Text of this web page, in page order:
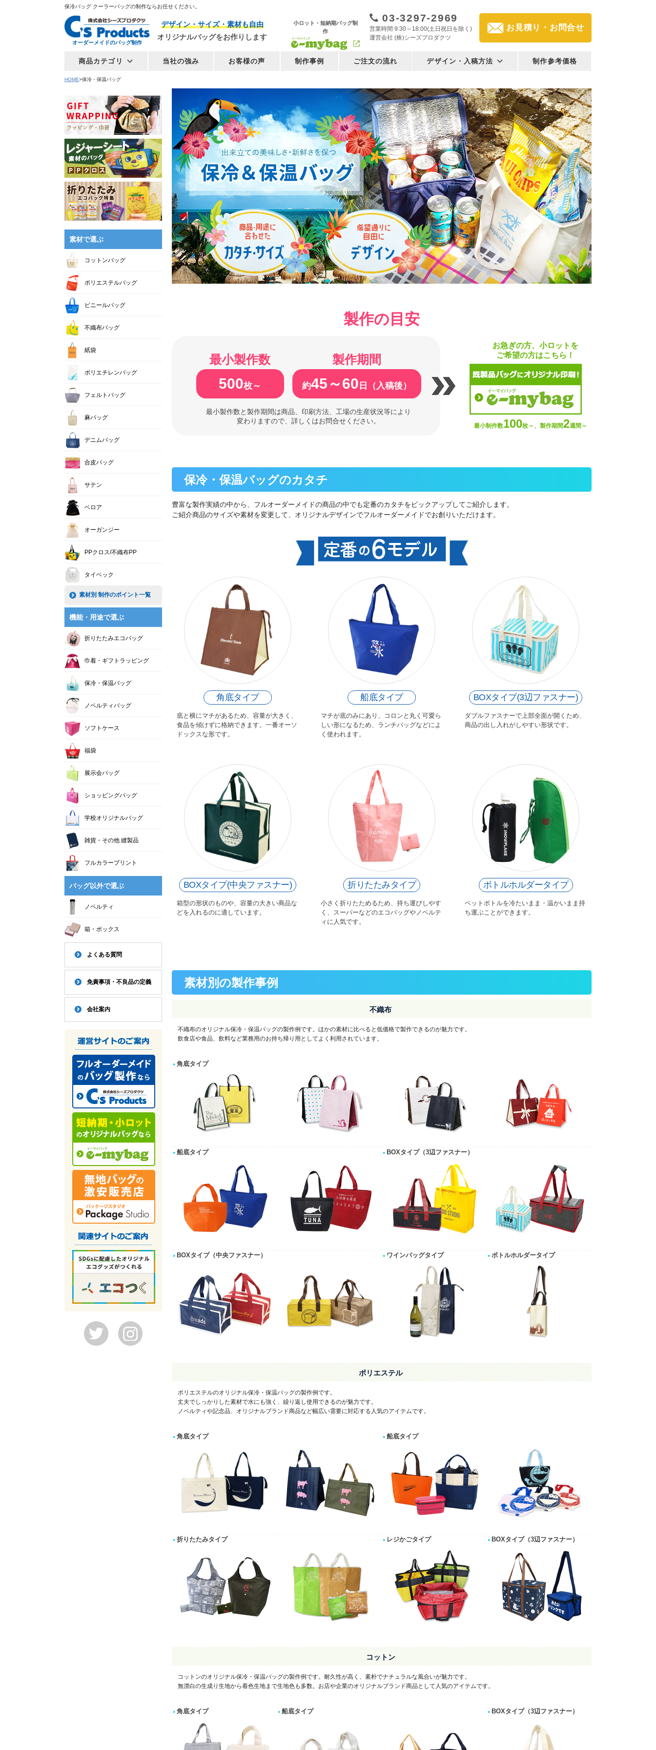
保冷バッグ クーラーバッグの制作ならお任せください。
オーダーメイドのバッグ制作
デザイン・サイズ・素材も自由
オリジナルバッグをお作りします
小ロット・短納期バッグ制
作
03-3297-2969
営業時間 9:30～18:00(土日祝日を除く)
運営会社 (株)シーズプロダクツ
お見積り・お問合せ
商品カテゴリ 当社の強み お客様の声 制作事例 ご注文の流れ デザイン・入稿方法 制作参考価格
HOME 保冷・保温バッグ
製作の目安
最小製作数
500枚～
製作期間
約45～60 日（入稿後）
最小製作数と製作期間は商品、印刷方法、工場の生産状況等により
変わりますので、詳しくはお問合せください。
お急ぎの方、小ロットを
ご希望の方はこちら！
最小制作数100枚～、製作期間2週間～
保冷・保温バッグのカタチ
豊富な製作実績の中から、フルオーダーメイドの商品の中でも定番のカタチをピックアップしてご紹介します。
ご紹介商品のサイズや素材を変更して、オリジナルデザインでフルオーダーメイドでお創りいただけます。
角底タイプ
底と横にマチがあるため、容量が大きく、
食品を傾けずに格納できます。一番オーソ
ドックスな形です。
船底タイプ
マチが底のみにあり、コロンと丸く可愛ら
しい形になるため、ランチバッグなどによ
く使われます。
BOXタイプ(3辺ファスナー)
ダブルファスナーで上部全面が開くため、
商品の出し入れがしやすい形状です。
BOXタイプ(中央ファスナー)
箱型の形状のものや、容量の大きい商品な
どを入れるのに適しています。
折りたたみタイプ
小さく折りたためるため、持ち運びしやす
く、スーパーなどのエコバッグやノベルテ
ィに人気です。
ボトルホルダータイプ
ペットボトルを冷たいまま・温かいまま持
ち運ぶことができます。
素材別の製作事例
不織布
不織布のオリジナル保冷・保温バッグの製作例です。ほかの素材に比べると低価格で製作できるのが魅力です。
飲食店や食品、飲料など業務用のお持ち帰り用としてよく利用されています。
角底タイプ
船底タイプ BOXタイプ（3辺ファスナー）
BOXタイプ（中央ファスナー） ワインバッグタイプ ボトルホルダータイプ
ポリエステル
ポリエステルのオリジナル保冷・保温バッグの製作例です。
丈夫でしっかりした素材で水にも強く、繰り返し使用できるのが魅力です。
ノベルティや記念品、オリジナルブランド商品など幅広い需要に対応する人気のアイテムです。
角底タイプ 船底タイプ
折りたたみタイプ レジかごタイプ BOXタイプ（3辺ファスナー）
コットン
コットンのオリジナル保冷・保温バッグの製作例です。耐久性が高く、素朴でナチュラルな風合いが魅力です。
無漂白の生成り生地から着色生地まで生地色も多数。お店や企業のオリジナルブランド商品として人気のアイテムです。
角底タイプ 船底タイプ BOXタイプ（3辺ファスナー）
素材で選ぶ
コットンバッグ
ポリエステルバッグ
ビニールバッグ
不織布バッグ
紙袋
ポリエチレンバッグ
フェルトバッグ
麻バッグ
デニムバッグ
合皮バッグ
サテン
ベロア
オーガンジー
PPクロス/不織布PP
タイベック
素材別 制作のポイント一覧
機能・用途で選ぶ
折りたたみエコバッグ
巾着・ギフトラッピング
保冷・保温バッグ
ノベルティバッグ
ソフトケース
福袋
展示会バッグ
ショッピングバッグ
学校オリジナルバッグ
雑貨・その他 縫製品
フルカラープリント
バッグ以外で選ぶ
ノベルティ
箱・ボックス
よくある質問
免責事項・不良品の定義
会社案内